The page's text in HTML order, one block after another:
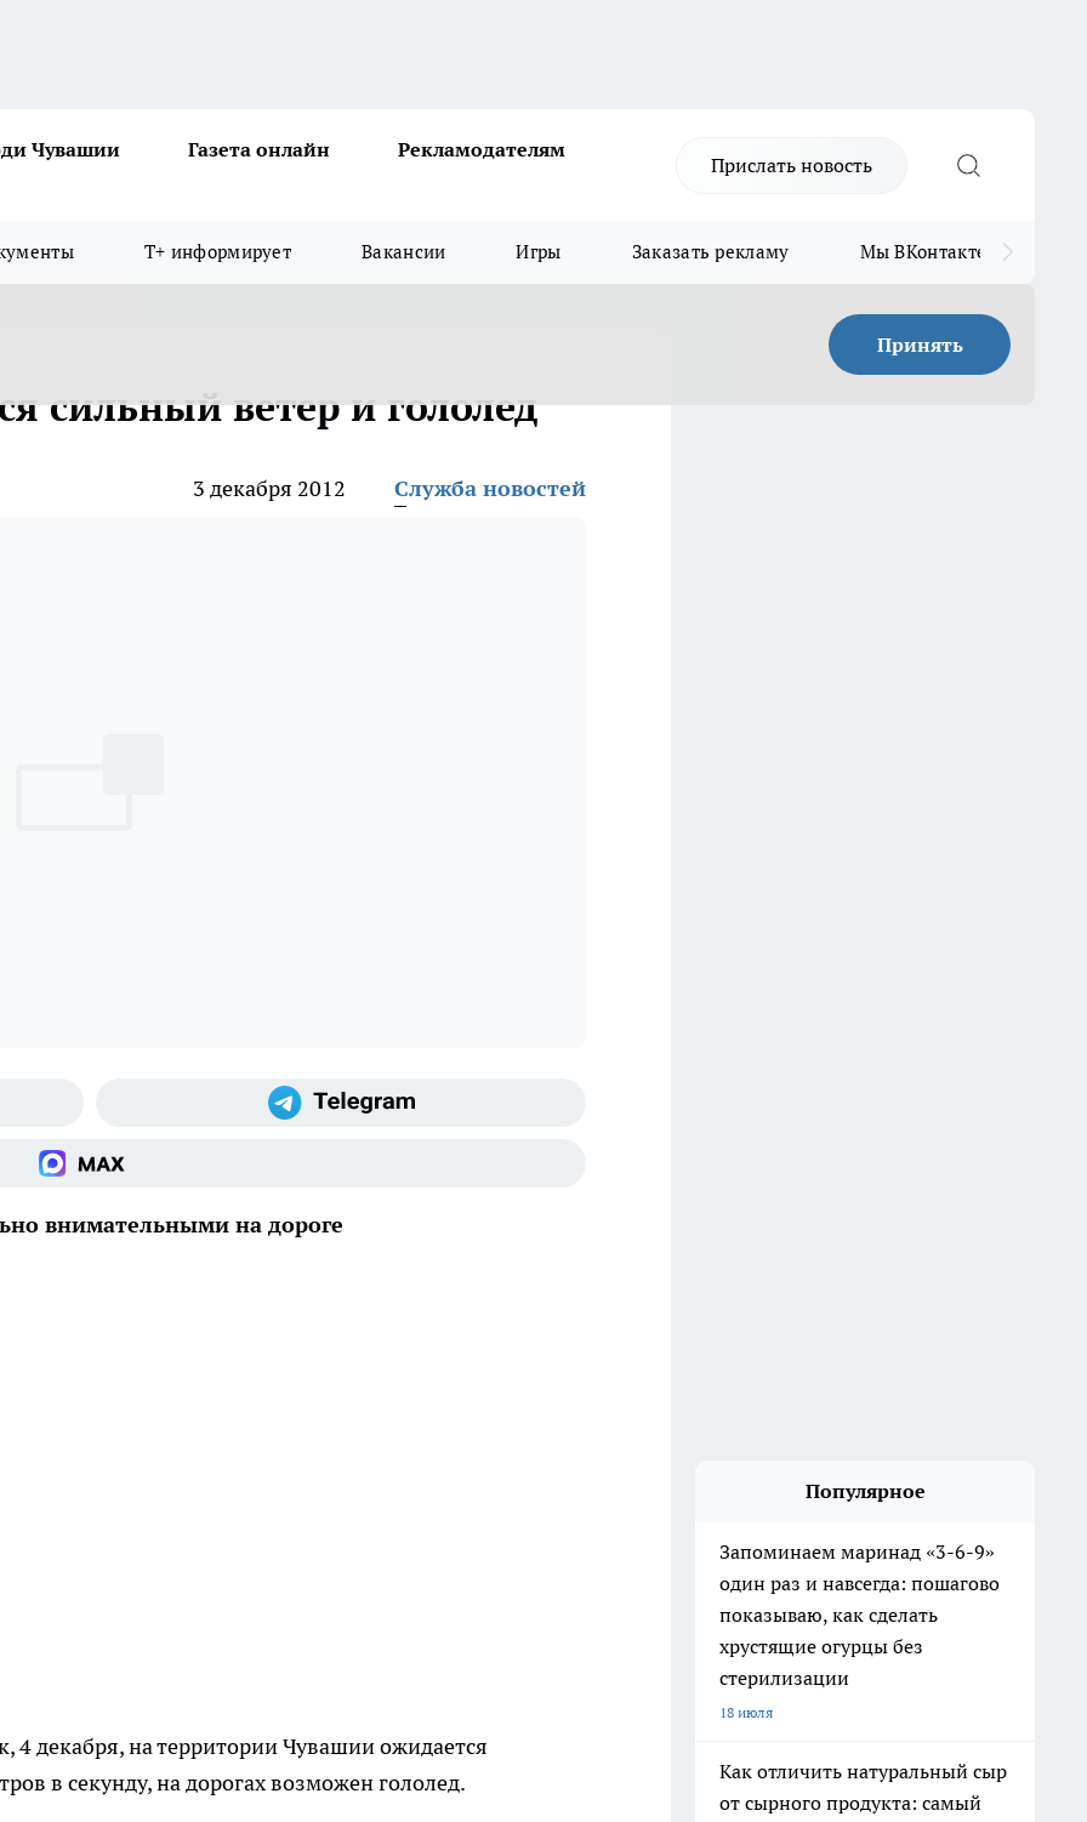
Чувашии Газета онлайн Рекламодателям
Прислать новость
Т+ информирует Вакансии Игры Заказать рекламу Мы ВКонтакте
Принять
сильный ветер и гололед
3 декабря 2012 Служба новостей
внимательными на дороге
4 декабря, на территории Чувашии ожидается
в секунду, на дорогах возможен гололед.
Популярное
Запоминаем маринад «3-6-9»
один раз и навсегда: пошагово
показываю, как сделать
хрустящие огурцы без
стерилизации
18 июля
Как отличить натуральный сыр
от сырного продукта: самый